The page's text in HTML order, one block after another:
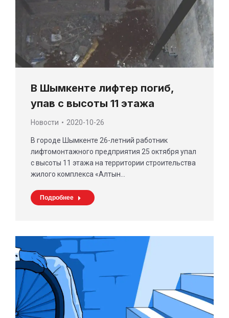
В Шымкенте лифтер погиб,
упав с высоты 11 этажа
Новости 2020-10-26
В городе Шымкенте 26-летний работник
лифтомонтажного предприятия 25 октября упал
с высоты 11 этажа на территории строительства
жилого комплекса «Алтын…
Подробнее